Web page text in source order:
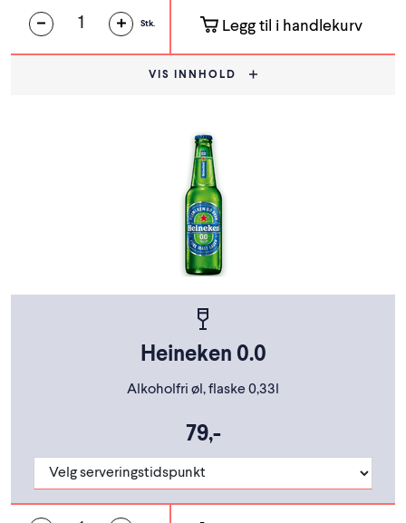
Stk. Legg til i handlekurv
VIS INNHOLD
Heineken 0.0
Alkoholfri øl, flaske 0,33l
79,-